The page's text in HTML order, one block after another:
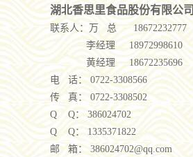
湖北香思里食品股份有限公司
联系人：
万 总 18672232777
李经理 18972998610
黄经理 18672235696
电 话： 0722-3308566
传 真： 0722-3308502
Q Q： 386024702
Q Q： 1335371822
邮 箱： 386024702@qq.com